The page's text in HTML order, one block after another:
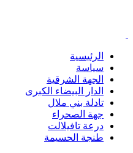
الرئيسية
سياسة
الجهة الشرقية
الدار البيضاء الكبرى
تادلة بني ملال
جهة الصحراء
درعة تافيلالت
طنجة الحسيمة